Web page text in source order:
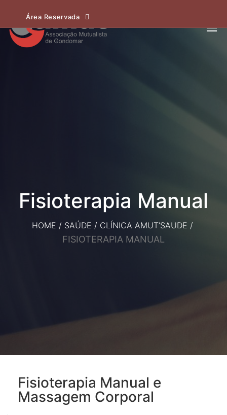
Área Reservada
Fisioterapia Manual
HOME / SAÚDE / CLÍNICA AMUT’SAUDE /
FISIOTERAPIA MANUAL
Fisioterapia Manual e
Massagem Corporal